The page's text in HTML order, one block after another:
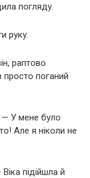
погляду.
руку.
раптово
поганий
У мене було
Але я ніколи не
підійшла й